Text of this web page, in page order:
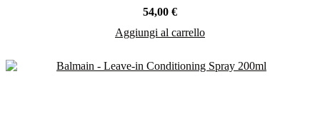
54,00 €
Aggiungi al carrello